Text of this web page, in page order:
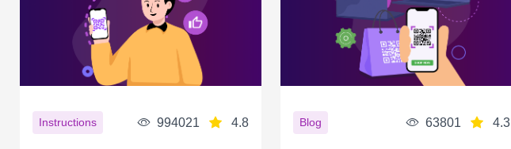
Instructions 994021 4.8 Blog 63801 4.3